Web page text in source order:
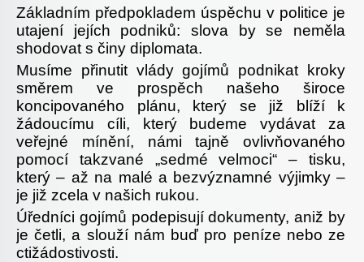
Základním předpokladem úspěchu v politice je
utajení jejích podniků: slova by se neměla
shodovat s činy diplomata.
Musíme přinutit vlády gojímů podnikat kroky
směrem ve prospěch našeho široce
koncipovaného plánu, který se již blíží k
žádoucímu cíli, který budeme vydávat za
veřejné mínění, námi tajně ovlivňovaného
pomocí takzvané „sedmé velmoci“ – tisku,
který – až na malé a bezvýznamné výjimky –
je již zcela v našich rukou.
Úředníci gojímů podepisují dokumenty, aniž by
je četli, a slouží nám buď pro peníze nebo ze
ctižádostivosti.